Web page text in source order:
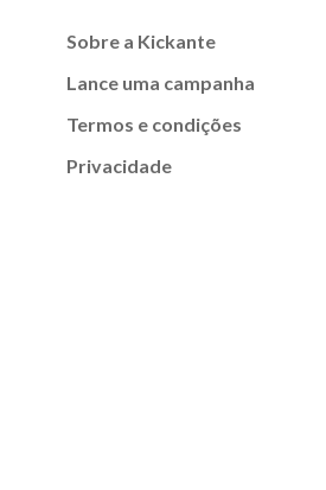
Sobre a Kickante
Lance uma campanha
Termos e condições
Privacidade